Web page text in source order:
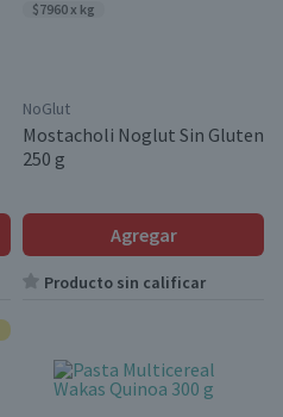
$7960 x kg
NoGlut
Mostacholi Noglut Sin Gluten
250 g
Agregar
Producto sin calificar